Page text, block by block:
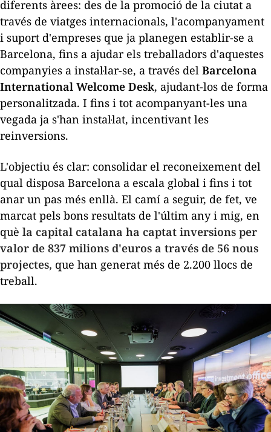
diferents àrees: des de la promoció de la ciutat a
través de viatges internacionals, l'acompanyament
i suport d'empreses que ja planegen establir-se a
Barcelona, fins a ajudar els treballadors d'aquestes
companyies a instal·lar-se, a través del Barcelona
International Welcome Desk, ajudant-los de forma
personalitzada. I fins i tot acompanyant-les una
vegada ja s'han instal·lat, incentivant les
reinversions.
L'objectiu és clar: consolidar el reconeixement del
qual disposa Barcelona a escala global i fins i tot
anar un pas més enllà. El camí a seguir, de fet, ve
marcat pels bons resultats de l'últim any i mig, en
què la capital catalana ha captat inversions per
valor de 837 milions d'euros a través de 56 nous
projectes, que han generat més de 2.200 llocs de
treball.